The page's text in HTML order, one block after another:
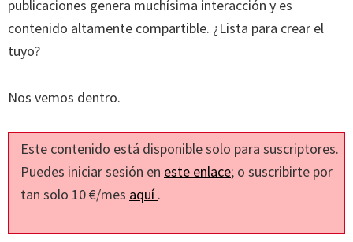
publicaciones genera muchísima interacción y es
contenido altamente compartible. ¿Lista para crear el
tuyo?
Nos vemos dentro.
Este contenido está disponible solo para suscriptores.
Puedes iniciar sesión en este enlace; o suscribirte por
tan solo 10 €/mes aquí.